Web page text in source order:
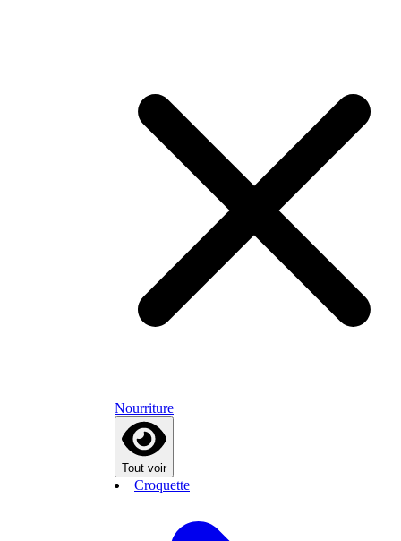
Nourriture
Tout voir
Croquette